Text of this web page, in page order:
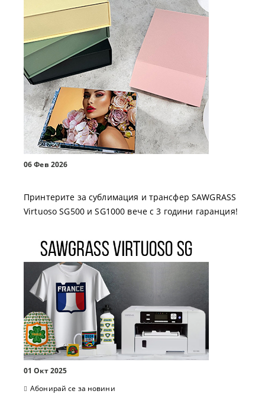
06 Фев 2026
Принтерите за сублимация и трансфер SAWGRASS
Virtuoso SG500 и SG1000 вече с 3 години гаранция!
01 Окт 2025
Абонирай се за новини